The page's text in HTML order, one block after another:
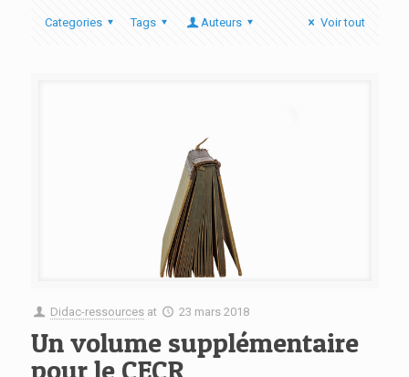
Categories Tags Auteurs Voir tout
Didac-ressources at 23 mars 2018
Un volume supplémentaire
pour le CECR